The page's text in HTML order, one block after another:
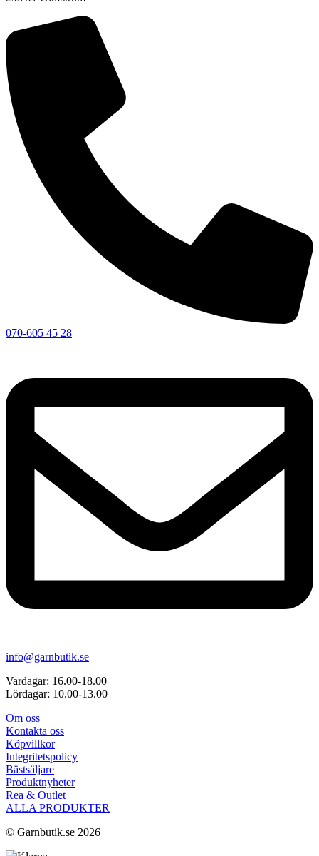
070-605 45 28
info@garnbutik.se
Vardagar: 16.00-18.00
Lördagar: 10.00-13.00
Om oss
Kontakta oss
Köpvillkor
Integritetspolicy
Bästsäljare
Produktnyheter
Rea & Outlet
ALLA PRODUKTER
© Garnbutik.se 2026